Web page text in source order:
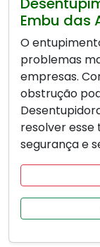
Embu das
O
problemas
empresas.
obstrução
resolver
segurança e